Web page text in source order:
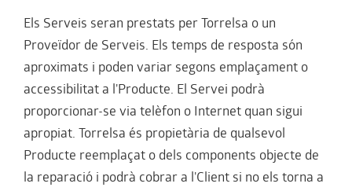
Els Serveis seran prestats per Torrelsa o un
Proveïdor de Serveis. Els temps de resposta són
aproximats i poden variar segons emplaçament o
accessibilitat a l'Producte. El Servei podrà
proporcionar-se via telèfon o Internet quan sigui
apropiat. Torrelsa és propietària de qualsevol
Producte reemplaçat o dels components objecte de
la reparació i podrà cobrar a l'Client si no els torna a